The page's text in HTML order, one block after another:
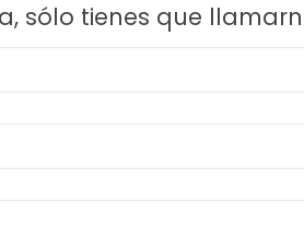
sólo tienes que